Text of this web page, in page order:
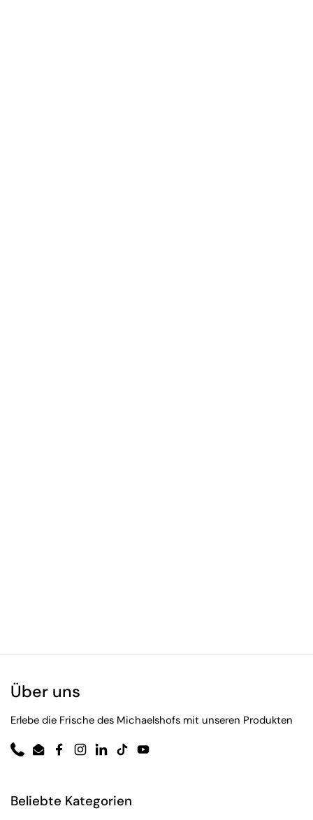
Über uns
Erlebe die Frische des Michaelshofs mit unseren Produkten
PhoneEmailFacebook
Instagram
LinkedIn
TikTokYouTube
Beliebte Kategorien